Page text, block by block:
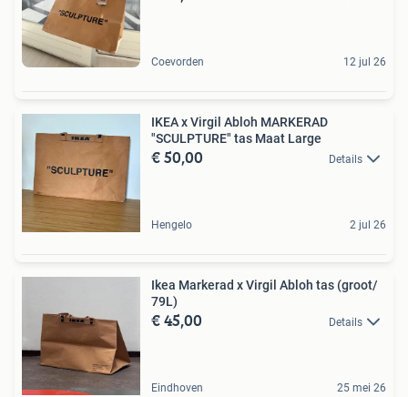
Coevorden 12 jul 26
IKEA x Virgil Abloh MARKERAD
"SCULPTURE" tas Maat Large
€ 50,00 Details
Hengelo 2 jul 26
Ikea Markerad x Virgil Abloh tas (groot/
79L)
€ 45,00 Details
Eindhoven 25 mei 26